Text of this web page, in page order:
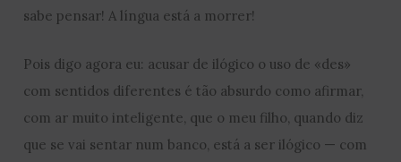
sabe pensar! A língua está a morrer!
Pois digo agora eu: acusar de ilógico o uso de «des»
com sentidos diferentes é tão absurdo como afirmar,
com ar muito inteligente, que o meu filho, quando diz
que se vai sentar num banco, está a ser ilógico — com